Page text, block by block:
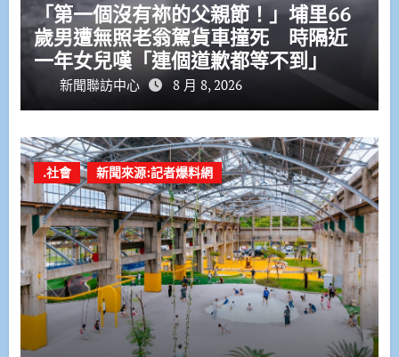
「第一個沒有祢的父親節！」埔里66
歲男遭無照老翁駕貨車撞死 時隔近
一年女兒嘆「連個道歉都等不到」
新聞聯訪中心 8 月 8, 2026
.社會 新聞來源:記者爆料網